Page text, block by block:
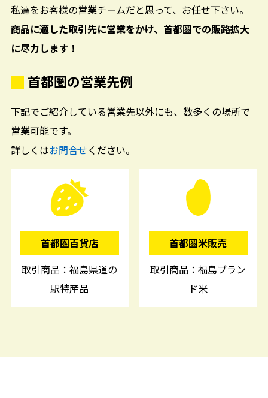
私達をお客様の営業チームだと思って、お任せ下さい。
商品に適した取引先に営業をかけ、首都圏での販路拡大
に尽力します！
首都圏の営業先例
下記でご紹介している営業先以外にも、数多くの場所で
営業可能です。
詳しくはお問合せください。
首都圏百貨店
取引商品：福島県道の
駅特産品
首都圏米販売
取引商品：福島ブラン
ド米